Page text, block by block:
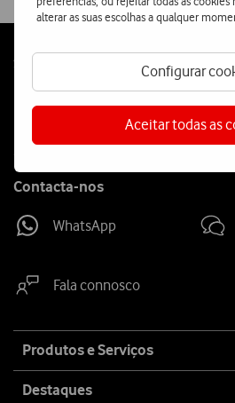
alterar as suas escolhas a qualquer
Configurar
Aceitar todas as
Follow
Social
Contacta-nos
WhatsApp
Fala connosco
map
Produtos e Serviços
Destaques